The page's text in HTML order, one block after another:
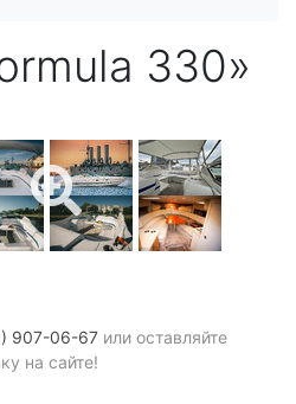
330»
907-06-67или оставляйте
на сайте!